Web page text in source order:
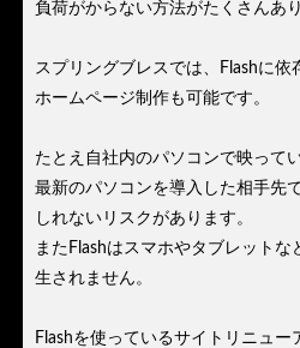
負荷がからない方法がたくさんあ
スプリングブレスでは、Flashに依
ホームページ制作も可能です。
たとえ自社内のパソコンで映って
最新のパソコンを導入した相手先
しれないリスクがあります。
またFlashはスマホやタブレット
生されません。
Flashを使っているサイトリニュー